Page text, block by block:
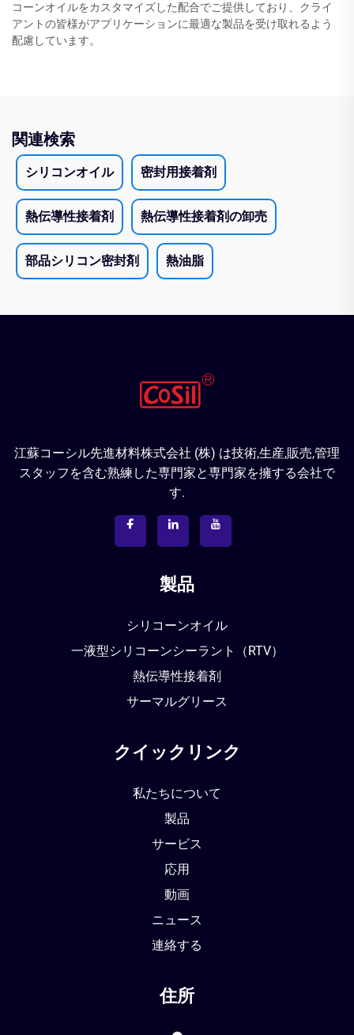
コーンオイルをカスタマイズした配合でご提供しており、クライ
アントの皆様がアプリケーションに最適な製品を受け取れるよう
配慮しています。
関連検索
シリコンオイル 密封用接着剤
熱伝導性接着剤 熱伝導性接着剤の卸売
部品シリコン密封剤 熱油脂
江蘇コーシル先進材料株式会社 (株) は技術,生産,販売,管理
スタッフを含む熟練した専門家と専門家を擁する会社で
す.
製品
シリコーンオイル
一液型シリコーンシーラント（RTV）
熱伝導性接着剤
サーマルグリース
クイックリンク
私たちについて
製品
サービス
応用
動画
ニュース
連絡する
住所